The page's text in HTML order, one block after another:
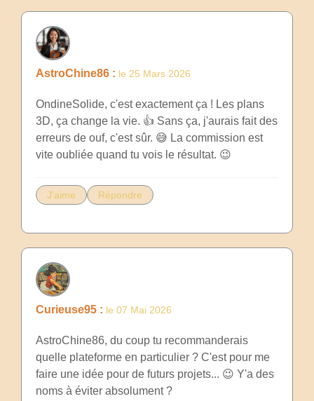
AstroChine86 : le 25 Mars 2026
OndineSolide, c'est exactement ça ! Les plans
3D, ça change la vie. 👍 Sans ça, j'aurais fait des
erreurs de ouf, c'est sûr. 😅 La commission est
vite oubliée quand tu vois le résultat. 😉
J'aime Répondre
Curieuse95 : le 07 Mai 2026
AstroChine86, du coup tu recommanderais
quelle plateforme en particulier ? C'est pour me
faire une idée pour de futurs projets... 😉 Y'a des
noms à éviter absolument ?